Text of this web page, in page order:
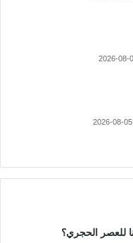
2026-08-
2026-08-05
للعصر الحجري؟